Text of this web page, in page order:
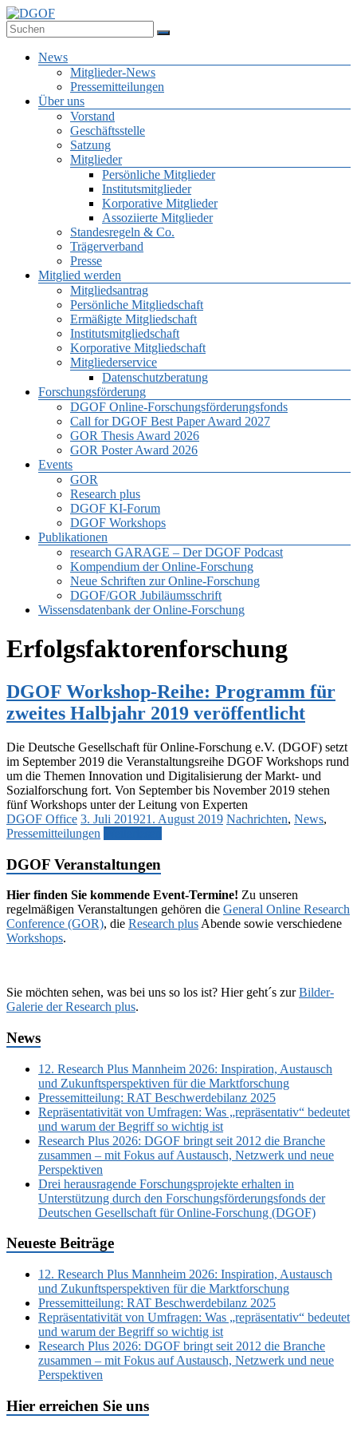
Zum
Inhalt
springen
Deutsche Gesellschaft für Online-Forschung e.V.
Menü
News
Mitglieder-News
Pressemitteilungen
Über uns
Vorstand
Geschäftsstelle
Satzung
Mitglieder
Persönliche Mitglieder
Institutsmitglieder
Korporative Mitglieder
Assoziierte Mitglieder
Standesregeln & Co.
Trägerverband
Presse
Mitglied werden
Mitgliedsantrag
Persönliche Mitgliedschaft
Ermäßigte Mitgliedschaft
Institutsmitgliedschaft
Korporative Mitgliedschaft
Mitgliederservice
Datenschutzberatung
Forschungsförderung
DGOF Online-Forschungsförderungsfonds
Call for DGOF Best Paper Award 2027
GOR Thesis Award 2026
GOR Poster Award 2026
Events
GOR
Research plus
DGOF KI-Forum
DGOF Workshops
Publikationen
research GARAGE – Der DGOF Podcast
Kompendium der Online-Forschung
Neue Schriften zur Online-Forschung
DGOF/GOR Jubiläumsschrift
Wissensdatenbank der Online-Forschung
Erfolgsfaktorenforschung
DGOF Workshop-Reihe: Programm für
zweites Halbjahr 2019 veröffentlicht
Die Deutsche Gesellschaft für Online-Forschung e.V. (DGOF) setzt
im September 2019 die Veranstaltungsreihe DGOF Workshops rund
um die Themen Innovation und Digitalisierung der Markt- und
Sozialforschung fort. Von September bis November 2019 stehen
fünf Workshops unter der Leitung von Experten
DGOF Office 3. Juli 201921. August 2019 Nachrichten, News,
Pressemitteilungen
DGOF Veranstaltungen
Hier finden Sie kommende Event-Termine! Zu unseren
regelmäßigen Veranstaltungen gehören die General Online Research
Conference (GOR), die Research plus Abende sowie verschiedene
Workshops.
Sie möchten sehen, was bei uns so los ist? Hier geht´s zurBilder-
Galerie der Research plus.
News
12. Research Plus Mannheim 2026: Inspiration, Austausch
und Zukunftsperspektiven für die Marktforschung
Pressemitteilung: RAT Beschwerdebilanz 2025
Repräsentativität von Umfragen: Was „repräsentativ“ bedeutet
und warum der Begriff so wichtig ist
Research Plus 2026: DGOF bringt seit 2012 die Branche
zusammen – mit Fokus auf Austausch, Netzwerk und neue
Perspektiven
Drei herausragende Forschungsprojekte erhalten in
Unterstützung durch den Forschungsförderungsfonds der
Deutschen Gesellschaft für Online-Forschung (DGOF)
Neueste Beiträge
12. Research Plus Mannheim 2026: Inspiration, Austausch
und Zukunftsperspektiven für die Marktforschung
Pressemitteilung: RAT Beschwerdebilanz 2025
Repräsentativität von Umfragen: Was „repräsentativ“ bedeutet
und warum der Begriff so wichtig ist
Research Plus 2026: DGOF bringt seit 2012 die Branche
zusammen – mit Fokus auf Austausch, Netzwerk und neue
Perspektiven
Hier erreichen Sie uns